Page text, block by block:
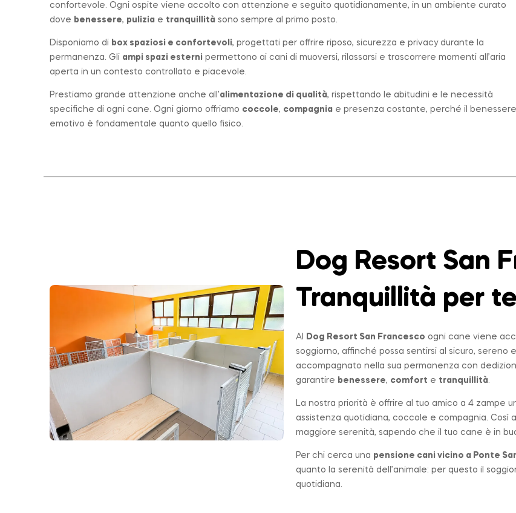
confortevole. Ogni ospite viene accolto con attenzione e seguito quotidianamente, in un ambiente curato
dove benessere, pulizia e tranquillità sono sempre al primo posto.
Disponiamo di box spaziosi e confortevoli, progettati per offrire riposo, sicurezza e privacy durante la
permanenza. Gli ampi spazi esterni permettono ai cani di muoversi, rilassarsi e trascorrere momenti all’aria
aperta in un contesto controllato e piacevole.
Prestiamo grande attenzione anche all’alimentazione di qualità, rispettando le abitudini e le necessità
specifiche di ogni cane. Ogni giorno offriamo coccole, compagnia e presenza costante, perché il benessere
emotivo è fondamentale quanto quello fisico.
Dog Resort San
Tranquillità per
Al Dog Resort San Francesco ogni cane viene
soggiorno, affinché possa sentirsi al sicuro,
accompagnato nella sua permanenza con
garantire benessere, comfort e tranquillità.
La nostra priorità è offrire al tuo amico a 4 zampe
assistenza quotidiana, coccole e compagnia. Così
maggiore serenità, sapendo che il tuo cane è in
Per chi cerca una pensione cani vicino a Ponte
quanto la serenità dell’animale: per questo il
quotidiana.